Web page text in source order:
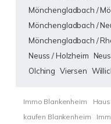
Mönchengladbach /
Mönchengladbach /
Mönchengladbach /
Neuss / Holzheim
Olching Viersen
Immo Blankenheim
kaufen Blankenheim